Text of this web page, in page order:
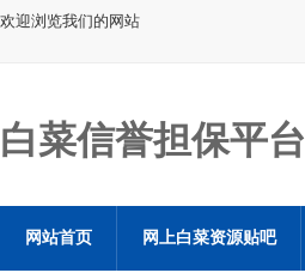
欢迎浏览我们的网站
白菜信誉担保平台
网站首页 网上白菜资源贴吧